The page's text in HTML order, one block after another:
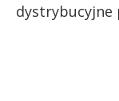
dystrybucyjne